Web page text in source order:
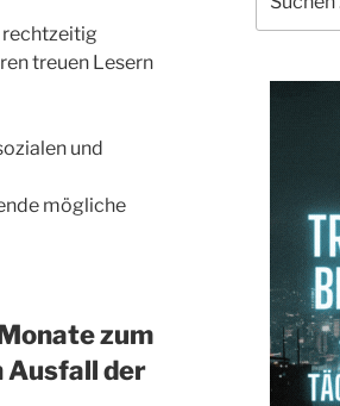
rechtzeitig
treuen Lesern
und
mögliche
zum
Ausfall der
nach: